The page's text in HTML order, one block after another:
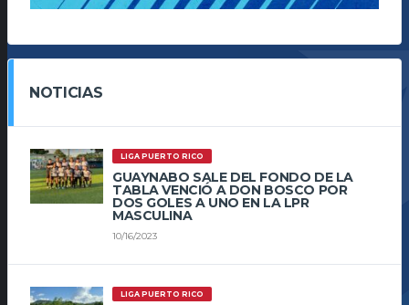
NOTICIAS
LIGA PUERTO RICO
GUAYNABO SALE DEL FONDO DE LA
TABLA VENCIÓ A DON BOSCO POR
DOS GOLES A UNO EN LA LPR
MASCULINA
10/16/2023
LIGA PUERTO RICO